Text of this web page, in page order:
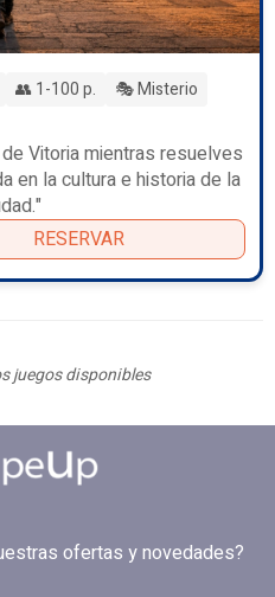
👥 1-100 p.
🎭 Misterio
Vitoria mientras resuelves
en la cultura e historia de la
RESERVAR
juegos disponibles
ofertas y novedades?